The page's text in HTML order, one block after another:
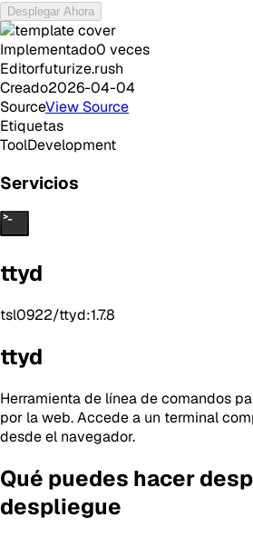
Desplegar Ahora
Implementado0 veces
Editorfuturize.rush
Creado2026-04-04
SourceView Source
Etiquetas
ToolDevelopment
Servicios
ttyd
tsl0922/ttyd:1.7.8
ttyd
Herramienta de línea de comandos
por la web. Accede a un terminal
desde el navegador.
Qué puedes hacer
despliegue